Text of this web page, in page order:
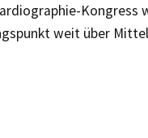
Kongress
weit über